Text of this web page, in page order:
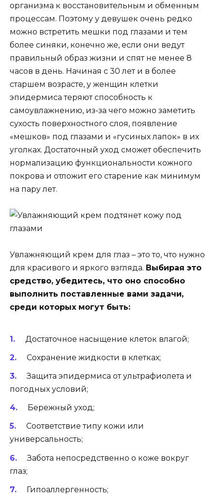
организма к восстановительным и обменным
процессам. Поэтому у девушек очень редко
можно встретить мешки под глазами и тем
более синяки, конечно же, если они ведут
правильный образ жизни и спят не менее 8
часов в день. Начиная с 30 лет и в более
старшем возрасте, у женщин клетки
эпидермиса теряют способность к
самоувлажнению, из-за чего можно заметить
сухость поверхностного слоя, появление
«мешков» под глазами и «гусиных лапок» в их
уголках. Достаточный уход сможет обеспечить
нормализацию функциональности кожного
покрова и отложит его старение как минимум
на пару лет.
Увлажняющий крем для глаз – это то, что нужно
для красивого и яркого взгляда. Выбирая это
средство, убедитесь, что оно способно
выполнить поставленные вами задачи,
среди которых могут быть:
Достаточное насыщение клеток влагой;
Сохранение жидкости в клетках;
Защита эпидермиса от ультрафиолета и
погодных условий;
Бережный уход;
Соответствие типу кожи или
универсальность;
Забота непосредственно о коже вокруг
глаз;
Гипоаллергенность;